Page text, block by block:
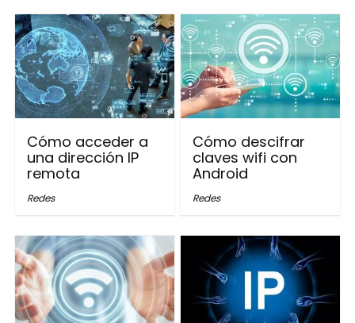
Cómo acceder a
una dirección IP
remota
Redes
Cómo descifrar
claves wifi con
Android
Redes